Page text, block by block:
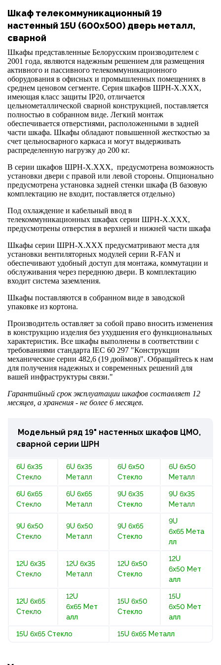
Шкаф телекоммуникационный 19
настенный 15U (600x500) дверь металл,
сварной
Шкафы представленные Белорусским производителем с
2001 года, являются надежным решением для размещения
активного и пассивного телекоммуникационного
оборудования в офисных и промышленных помещениях в
среднем ценовом сегменте. Серия шкафов ШРН-Х.ХХХ,
имеющая класс защиты IP20, отличается
цельнометаллической сварной конструкцией, поставляется
полностью в собранном виде. Легкий монтаж
обеспечивается отверстиями, расположенными в задней
части шкафа. Шкафы обладают повышенной жесткостью за
счет цельносварного каркаса и могут выдерживать
распределенную нагрузку до 200 кг.
В серии шкафов ШРН-Х.ХХХ, предусмотрена возможность
установки двери с правой или левой стороны. Опционально
предусмотрена установка задней стенки шкафа (В базовую
комплектацию не входит, поставляется отдельно)
Под охлаждение и кабельный ввод в
телекоммуникационных шкафах серии ШРН-Х.ХХХ,
предусмотрены отверстия в верхней и нижней части шкафа
Шкафы серии ШРН-Х.ХХХ предусматривают места для
установки вентиляторных модулей серии R-FAN и
обеспечивают удобный доступ для монтажа, коммутации и
обслуживания через переднюю двери. В комплектацию
входит система заземления.
Шкафы поставляются в собранном виде в заводской
упаковке из кортона.
Производитель оставляет за собой право вносить изменения
в конструкцию изделия без ухудшения его функциональных
характеристик. Все шкафы выполнены в соответствии с
требованиями стандарта IEC 60 297 "Конструкции
механические серии 482,6 (19 дюймов)". Обращайтесь к нам
для получения надежных и современных решений для
вашей инфраструктуры связи."
Гарантийный срок эксплуатации шкафов составляет 12
месяцев, а хранения - не более 6 месяцев.
Модельный ряд 19" настенных шкафов ЦМО,
сварной серии ШРН
6U 6x35
Стекло
6U 6x35
Металл
6U 6x50
Стекло
6U 6x50
Металл
6U 6x65
Стекло
6U 6x65
Металл
9U 6x35
Стекло
9U 6x35
Металл
9U 6x50
Стекло
9U 6x50
Металл
9U 6x65
Стекло
9U
6x65 Мета
лл
12U 6x35
Стекло
12U 6x35
Металл
12U 6x50
Стекло
12U
6x50 Мет
алл
12U 6x65
Стекло
12U
6x65 Мет
алл
15U 6x50
Стекло
15U
6x50 Мет
алл
15U 6x65 Стекло 15U 6x65 Металл